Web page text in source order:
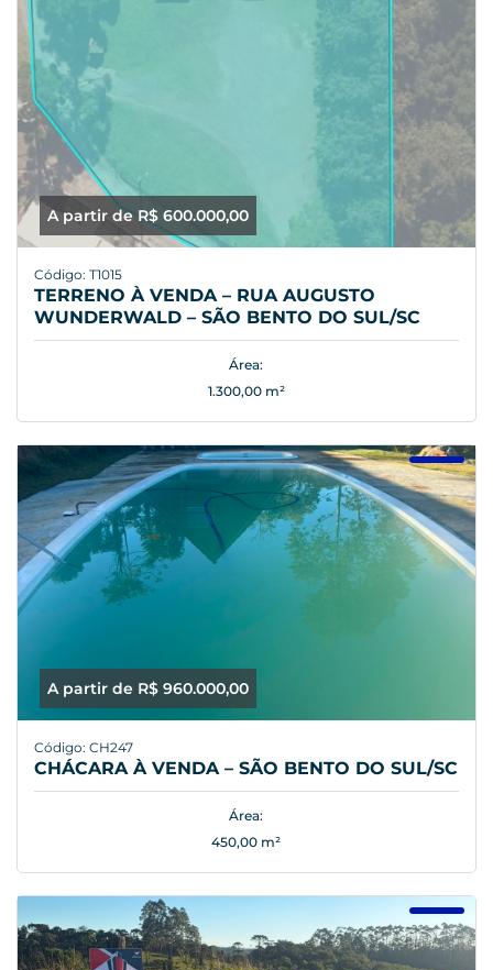
A partir de R$ 600.000,00
Código: T1015
TERRENO À VENDA – RUA AUGUSTO
WUNDERWALD – SÃO BENTO DO SUL/SC
Área:
1.300,00 m²
A partir de R$ 960.000,00
Código: CH247
CHÁCARA À VENDA – SÃO BENTO DO SUL/SC
Área:
450,00 m²